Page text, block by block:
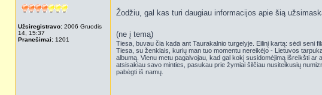
Užsiregistravo: 2006 Gruodis
14, 15:37
Pranešimai: 1201
Žodžiu, gal kas turi daugiau informacijos apie šią
(ne į temą)
Tiesa, buvau čia kada ant Taurakalnio turgelyje. Eilinį kartą: sėdi seni
Tiesa, su ženklais, kurių man tuo momentu nereikėjo - Lietuvos
albumą. Vienu metu pagalvojau, kad gal kokį susidomėjimą išreikšti
atsisakiau savo minties, pasukau prie žymiai šilčiau nusiteikusių
pabėgti iš namų.